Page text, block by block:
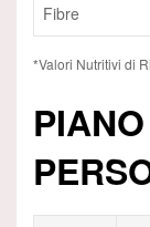
Fibre
*Valori Nutritivi di